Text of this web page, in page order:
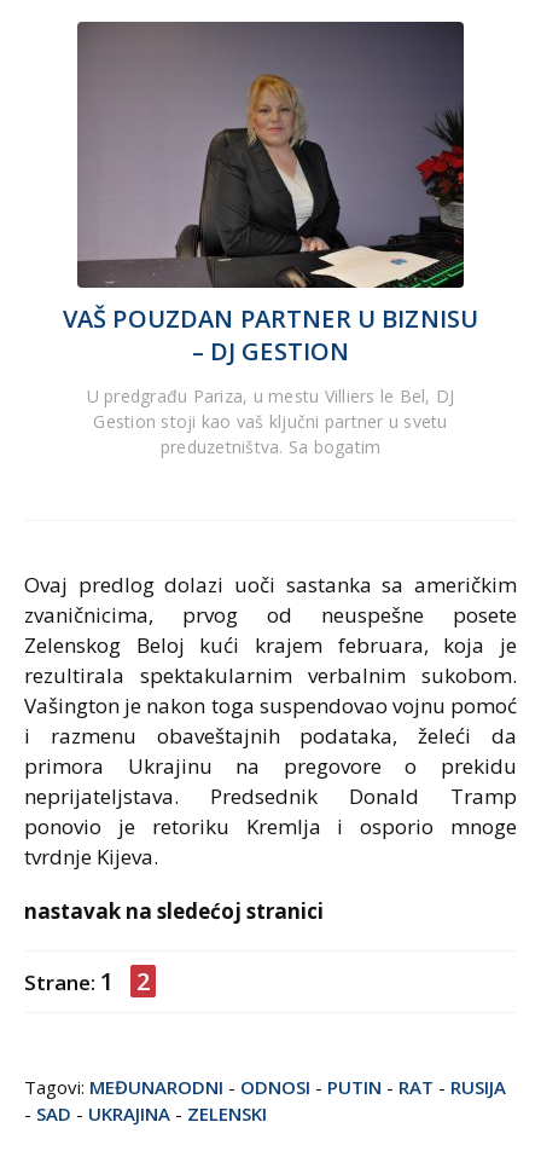
VAŠ POUZDAN PARTNER U BIZNISU
– DJ GESTION
U predgrađu Pariza, u mestu Villiers le Bel, DJ
Gestion stoji kao vaš ključni partner u svetu
preduzetništva. Sa bogatim
Ovaj predlog dolazi uoči sastanka sa američkim
zvaničnicima, prvog od neuspešne posete
Zelenskog Beloj kući krajem februara, koja je
rezultirala spektakularnim verbalnim sukobom.
Vašington je nakon toga suspendovao vojnu pomoć
i razmenu obaveštajnih podataka, želeći da
primora Ukrajinu na pregovore o prekidu
neprijateljstava. Predsednik Donald Tramp
ponovio je retoriku Kremlja i osporio mnoge
tvrdnje Kijeva.
nastavak na sledećoj stranici
Strane: 1 2
Tagovi: MEĐUNARODNI - ODNOSI - PUTIN - RAT - RUSIJA
- SAD - UKRAJINA - ZELENSKI